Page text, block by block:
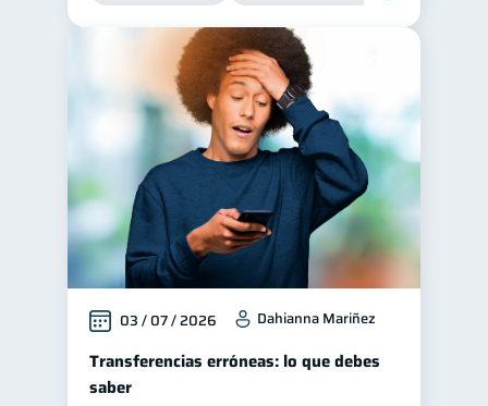
03 / 07 / 2026 Dahianna Mariñez
Transferencias erróneas: lo que debes
saber